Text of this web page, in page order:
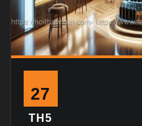
27
TH5